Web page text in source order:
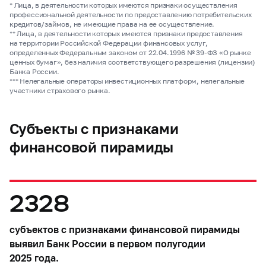
* Лица, в деятельности которых имеются признаки осуществления
профессиональной деятельности по предоставлению потребительских
кредитов/займов, не имеющие права на ее осуществление.
** Лица, в деятельности которых имеются признаки предоставления
на территории Российской Федерации финансовых услуг,
определенных Федеральным законом от 22.04.1996 №39-ФЗ «О рынке
ценных бумаг», без наличия соответствующего разрешения (лицензии)
Банка России.
*** Нелегальные операторы инвестиционных платформ, нелегальные
участники страхового рынка.
Субъекты с признаками
финансовой пирамиды
2328
субъектов с признаками финансовой пирамиды
выявил Банк России в первом полугодии
2025 года.